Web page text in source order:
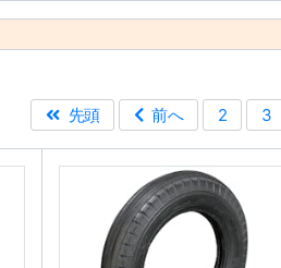
先頭
前へ 2 3